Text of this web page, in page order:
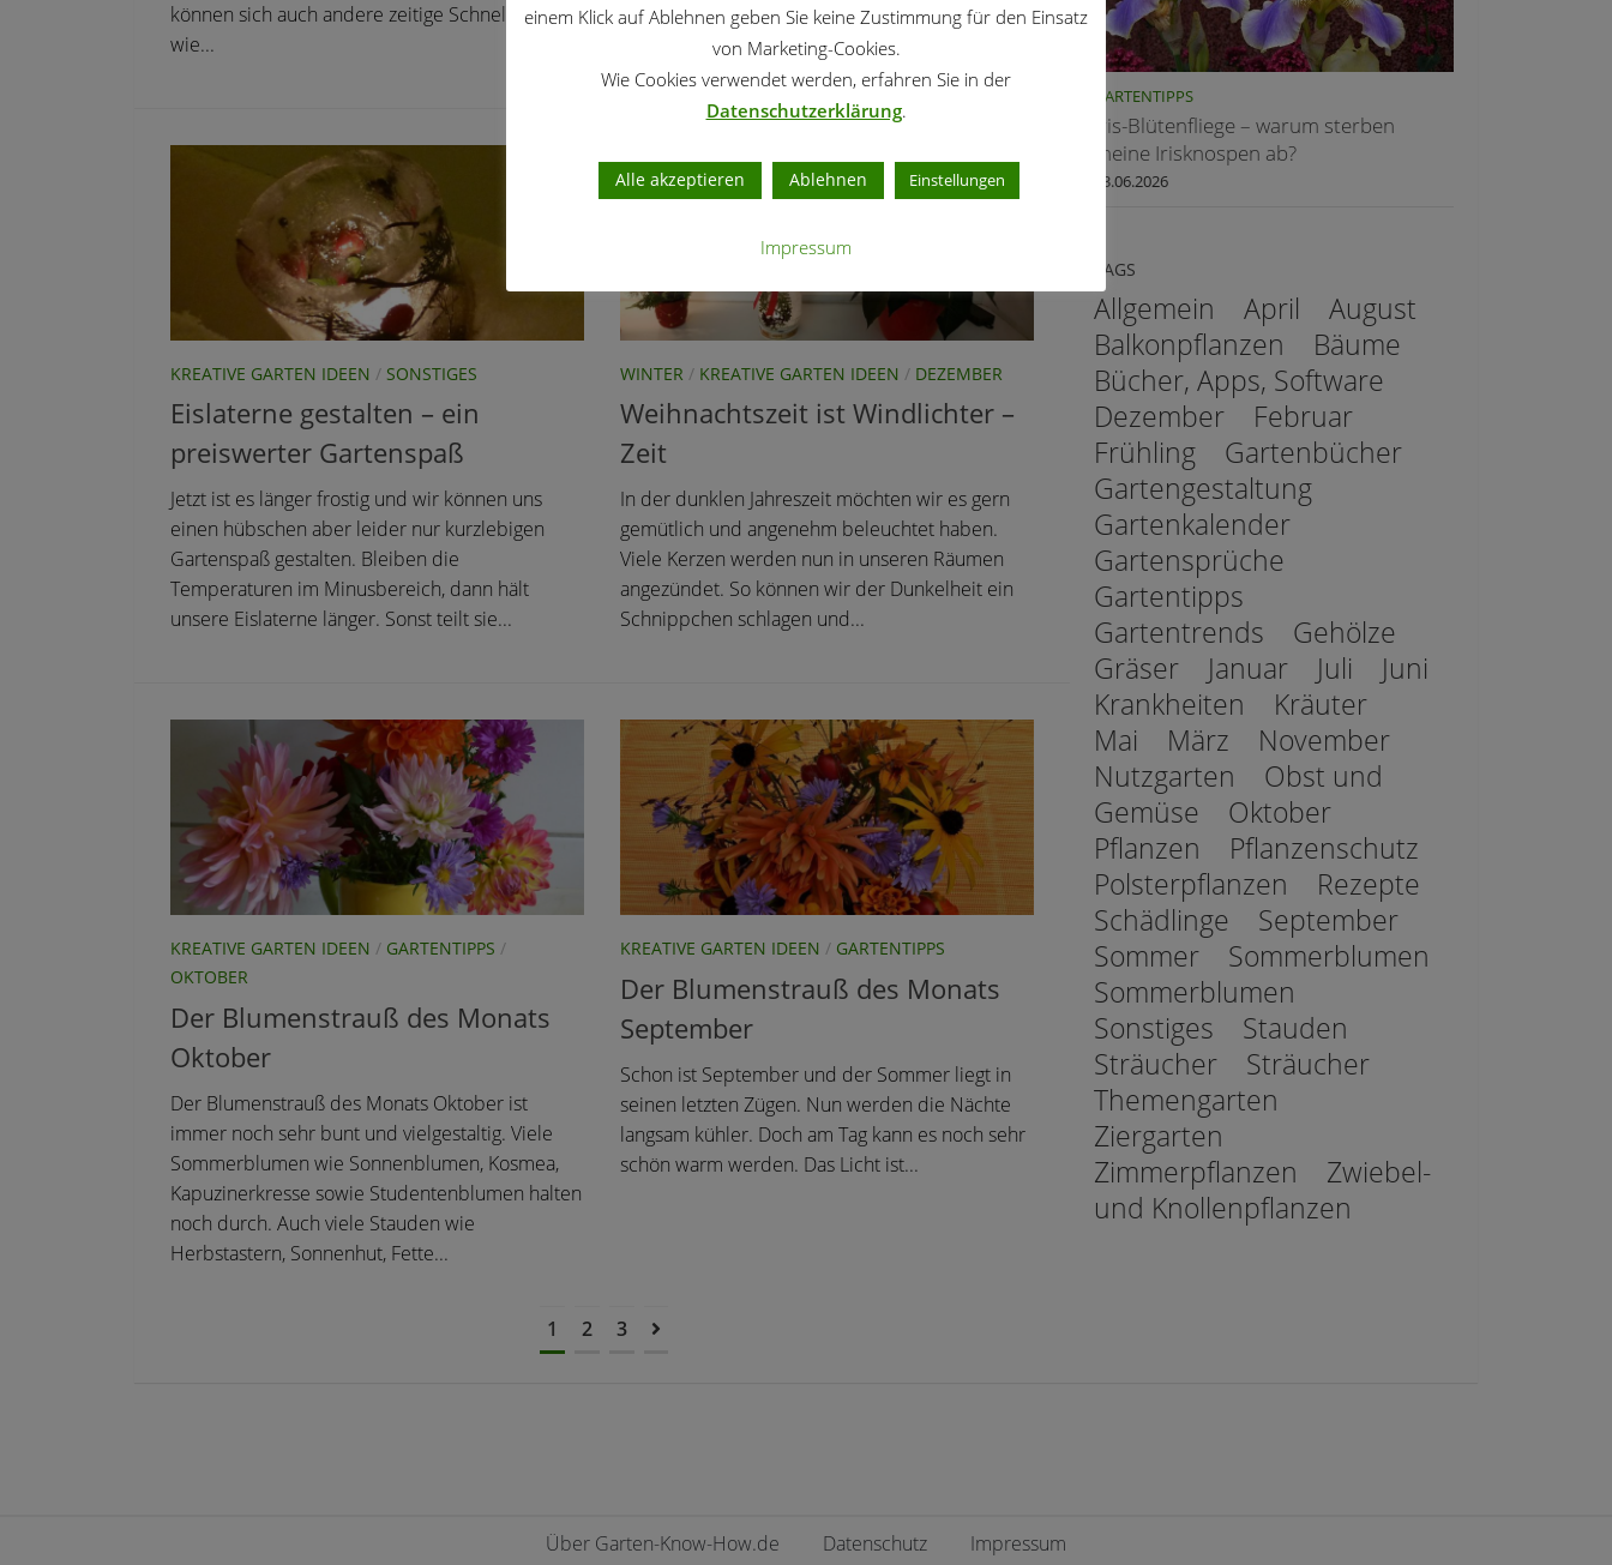
können sich auch andere zeitige Schnellstarter
wie...
KREATIVE GARTEN IDEEN / SONSTIGES
Eislaterne gestalten – ein
preiswerter Gartenspaß
Jetzt ist es länger frostig und wir können uns
einen hübschen aber leider nur kurzlebigen
Gartenspaß gestalten. Bleiben die
Temperaturen im Minusbereich, dann hält
unsere Eislaterne länger. Sonst teilt sie...
WINTER / KREATIVE GARTEN IDEEN / DEZEMBER
Weihnachtszeit ist Windlichter –
Zeit
In der dunklen Jahreszeit möchten wir es gern
gemütlich und angenehm beleuchtet haben.
Viele Kerzen werden nun in unseren Räumen
angezündet. So können wir der Dunkelheit ein
Schnippchen schlagen und...
KREATIVE GARTEN IDEEN / GARTENTIPPS /
OKTOBER
Der Blumenstrauß des Monats
Oktober
Der Blumenstrauß des Monats Oktober ist
immer noch sehr bunt und vielgestaltig. Viele
Sommerblumen wie Sonnenblumen, Kosmea,
Kapuzinerkresse sowie Studentenblumen halten
noch durch. Auch viele Stauden wie
Herbstastern, Sonnenhut, Fette...
KREATIVE GARTEN IDEEN / GARTENTIPPS
Der Blumenstrauß des Monats
September
Schon ist September und der Sommer liegt in
seinen letzten Zügen. Nun werden die Nächte
langsam kühler. Doch am Tag kann es noch sehr
schön warm werden. Das Licht ist...
1 2 3
GARTENTIPPS
Iris-Blütenfliege – warum sterben
meine Irisknospen ab?
03.06.2026
TAGS
Allgemein April
August
Balkonpflanzen
Bäume
Bücher, Apps, Software
Dezember
Februar
Frühling
Gartenbücher
Gartengestaltung
Gartenkalender
Gartensprüche
Gartentipps
Gartentrends
Gehölze
Gräser
Januar Juli
Juni
Krankheiten
Kräuter
Mai
März
November
Nutzgarten
Obst und
Gemüse
Oktober
Pflanzen
Pflanzenschutz
Polsterpflanzen
Rezepte
Schädlinge
September
Sommer
Sommerblumen
Sommerblumen
Sonstiges
Stauden
Sträucher
Sträucher
Themengarten
Ziergarten
Zimmerpflanzen
Zwiebel-
und Knollenpflanzen
Über Garten-Know-How.de Datenschutz Impressum
einem Klick auf Ablehnen geben Sie keine Zustimmung für den Einsatz
von Marketing-Cookies.
Wie Cookies verwendet werden, erfahren Sie in der
Datenschutzerklärung.
Alle akzeptieren Ablehnen Einstellungen
Impressum